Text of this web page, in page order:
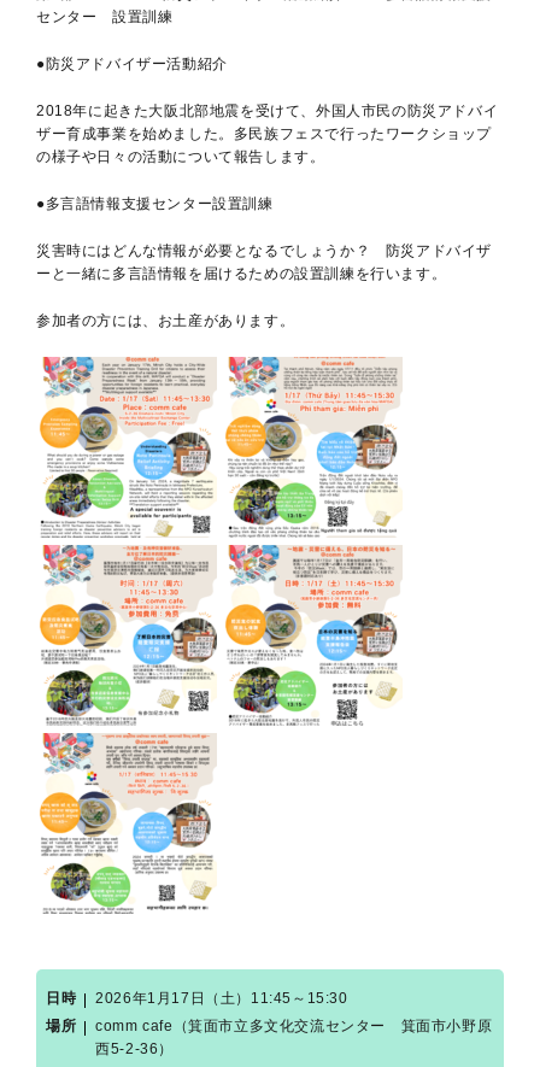
センター 設置訓練
●防災アドバイザー活動紹介
2018年に起きた大阪北部地震を受けて、外国人市民の防災アドバイ
ザー育成事業を始めました。多民族フェスで行ったワークショップ
の様子や日々の活動について報告します。
●多言語情報支援センター設置訓練
災害時にはどんな情報が必要となるでしょうか？ 防災アドバイザ
ーと一緒に多言語情報を届けるための設置訓練を行います。
参加者の方には、 お土産があります。
日時
2026年1月17日（土）11:45～15:30
場所
comm cafe（箕面市立多文化交流センター 箕面市小野原
西5-2-36）